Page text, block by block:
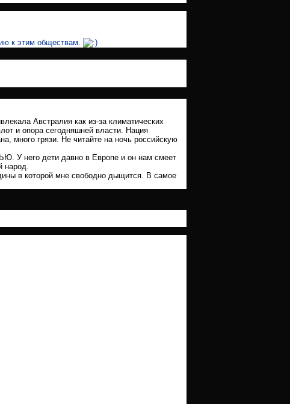
к этим обществам.
Австралия как из-за климатических
и опора сегодняшней власти. Нация
много грязи. Не читайте на ночь российскую
У него дети давно в Европе и он нам смеет
народ.
в которой мне свободно дыщится. В самое